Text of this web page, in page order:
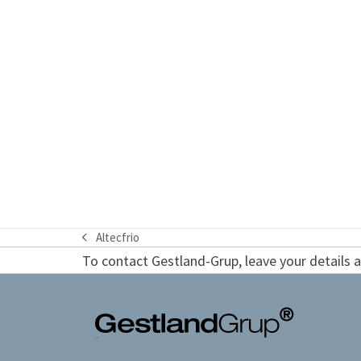
previous
post:
Altecfrio
To contact Gestland-Grup, leave your details